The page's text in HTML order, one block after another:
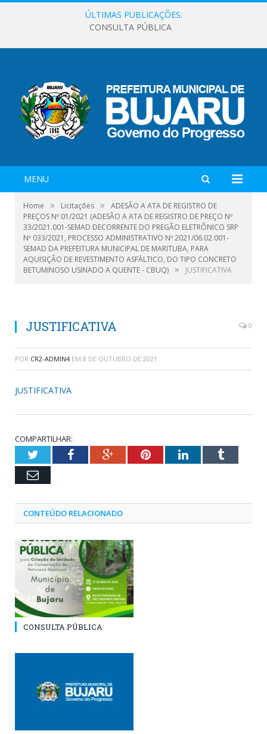
ÚLTIMAS PUBLICAÇÕES:
CONSULTA PÚBLICA
MENU
Home » Licitações »
ADESÃO A ATA DE REGISTRO DE
PREÇOS Nº 01/2021 (ADESÃO A ATA DE REGISTRO DE PREÇO Nº
33/2021.001-SEMAD DECORRENTE DO PREGÃO ELETRÔNICO SRP
Nº 033/2021, PROCESSO ADMINISTRATIVO Nº 2021/06.02.001-
SEMAD DA PREFEITURA MUNICIPAL DE MARITUBA, PARA
AQUISIÇÃO DE REVESTIMENTO ASFÁLTICO, DO TIPO CONCRETO
BETUMINOSO USINADO A QUENTE - CBUQ) » JUSTIFICATIVA
JUSTIFICATIVA 0
POR CR2-ADMIN4 EM 8 DE OUTUBRO DE 2021
JUSTIFICATIVA
COMPARTILHAR:
TwitterFacebookGoogle+PinterestLinkedInTumblr
Email
CONTEÚDO RELACIONADO
CONSULTA PÚBLICA